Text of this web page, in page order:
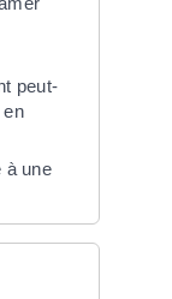
peut-
en
à une